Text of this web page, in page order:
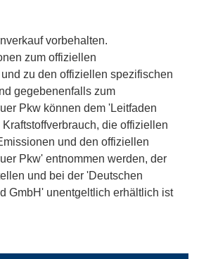
vorbehalten.
zum offiziellen
zu den offiziellen spezifischen
gegebenenfalls zum
Pkw können dem 'Leitfaden
die offiziellen
und den offiziellen
Pkw' entnommen werden, der
und bei der 'Deutschen
GmbH' unentgeltlich erhältlich ist